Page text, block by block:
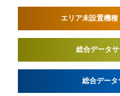
エリア未設置機種
総合データ
総合データ